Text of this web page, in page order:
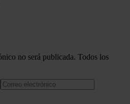
no será publicada. Todos los